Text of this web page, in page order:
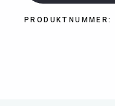
PRODUKTNUMMER: